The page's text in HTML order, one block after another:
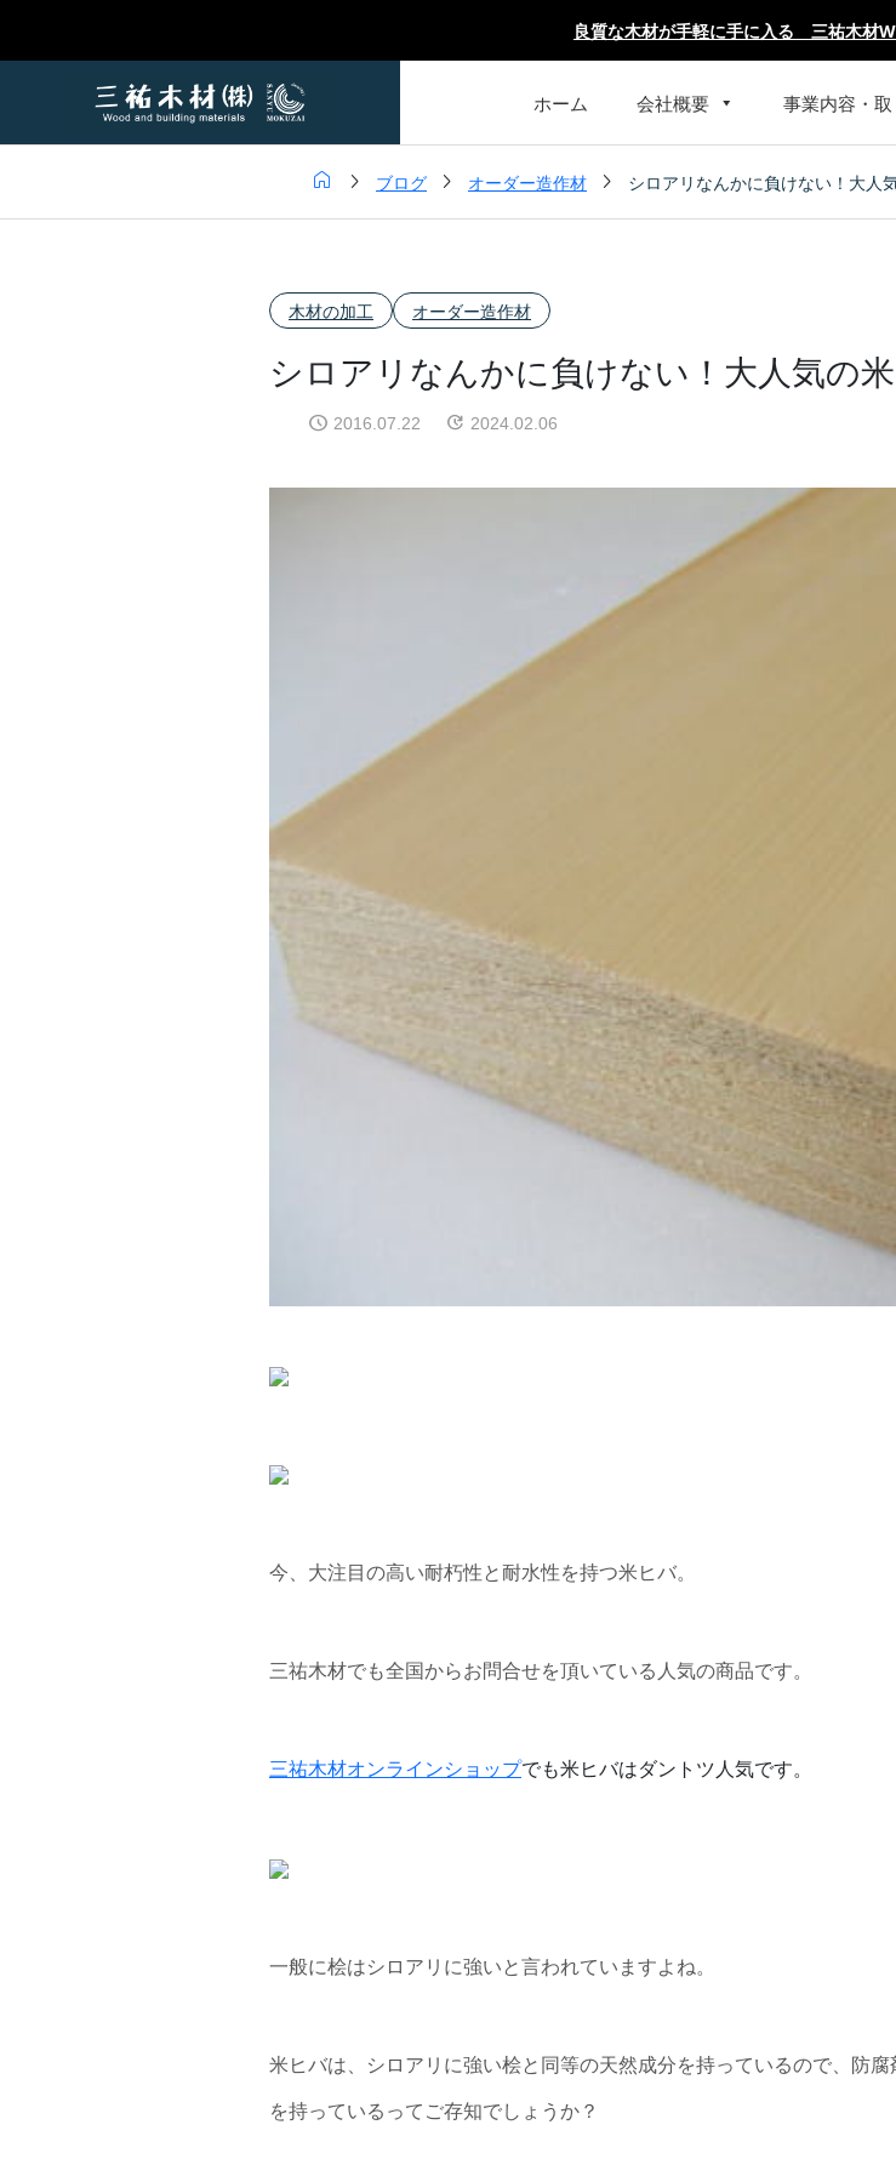
良質な木材が手軽に手に入る 三祐木材
ホーム 会社概要 事業内容・
  ブログ  オーダー造作材  シロアリなんかに負けない！大人
木材の加工 オーダー造作材
シロアリなんかに負けない！大人気の米
2016.07.22 2024.02.06
今、大注目の高い耐朽性と耐水性を持つ米ヒバ。
三祐木材でも全国からお問合せを頂いている人気の商品です。
三祐木材オンラインショップでも米ヒバはダントツ人気です。
一般に桧はシロアリに強いと言われていますよね。
米ヒバは、シロアリに強い桧と同等の天然成分を持っているので、防
を持っているってご存知でしょうか？